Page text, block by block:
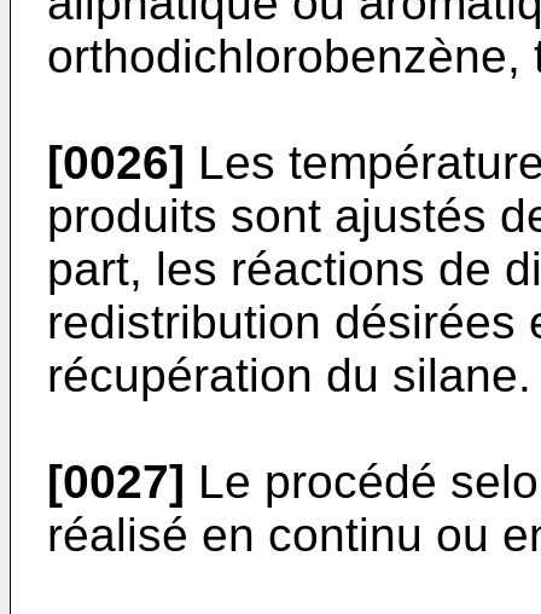
orthodichlorobenzène,
[0026] Les
produits sont ajustés
part, les réactions de
redistribution désirées
récupération du silane.
[0027] Le procédé
réalisé en continu ou